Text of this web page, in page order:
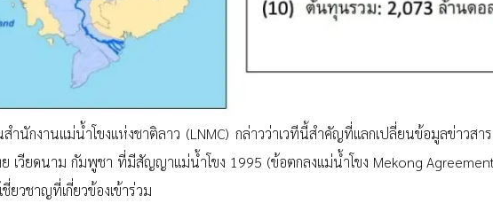
กงานแม่น้ำโขงแห่งชาติลาว (LNMC) กล่าวว่าเวทีนี้สำคัญที่แลกเปลี่ยนข้อมูลข่าวสา
เวียดนาม กัมพูชา ที่มีสัญญาแม่น้ำโขง 1995 (ข้อตกลงแม่น้ำโขง Mekong
ยวชาญที่เกี่ยวข้องเข้าร่วม